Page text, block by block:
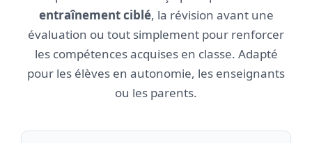
entraînement ciblé, la révision avant une
évaluation ou tout simplement pour renforcer
les compétences acquises en classe. Adapté
pour les élèves en autonomie, les enseignants
ou les parents.